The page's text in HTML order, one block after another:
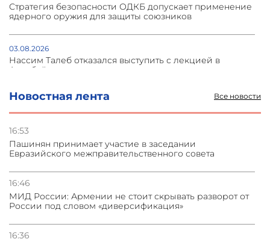
Новостная лента Все новости
16:53
Пашинян принимает участие в заседании
Евразийского межправительственного совета
16:46
МИД России: Армении не стоит скрывать разворот от
России под словом «диверсификация»
16:36
Стратегия безопасности ОДКБ допускает применение
ядерного оружия для защиты союзников
03.08.2026
Нассим Талеб отказался выступить с лекцией в
Азербайджане
31.07.2026
Сотрудничество и очереди – детали визита главы
31.07.2026
31.07.2026
условии прекращения огня